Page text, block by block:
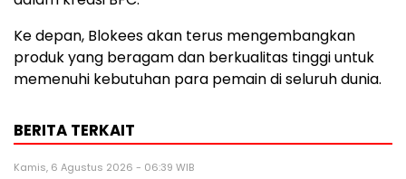
Ke depan, Blokees akan terus mengembangkan
produk yang beragam dan berkualitas tinggi untuk
memenuhi kebutuhan para pemain di seluruh dunia.
BERITA TERKAIT
Kamis, 6 Agustus 2026 - 06:39 WIB